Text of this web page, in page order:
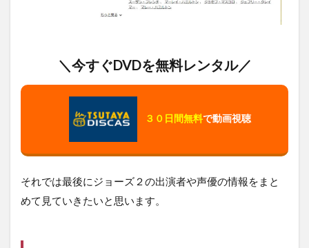
＼今すぐDVDを無料レンタル／
３０日間無料で動画視聴
それでは最後にジョーズ２の出演者や声優の情報をまと
めて見ていきたいと思います。